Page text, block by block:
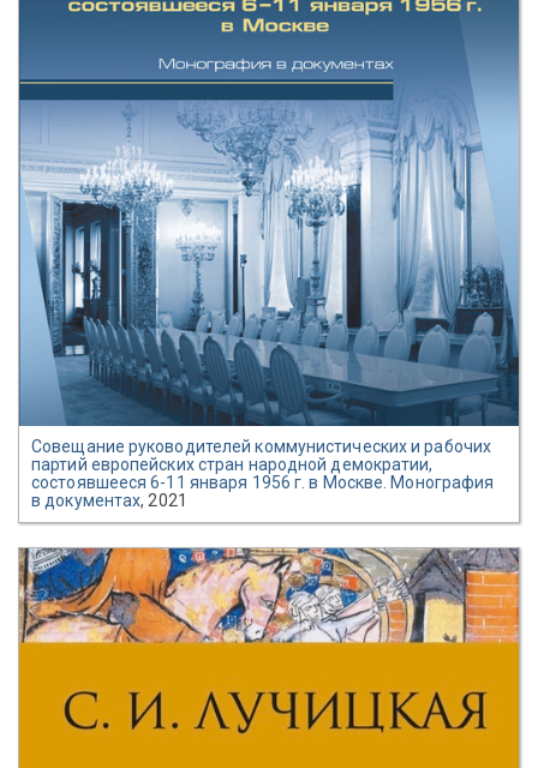
Совещание руководителей коммунистических и рабочих
партий европейских стран народной демократии,
состоявшееся 6-11 января 1956 г. в Москве. Монография
в документах, 2021